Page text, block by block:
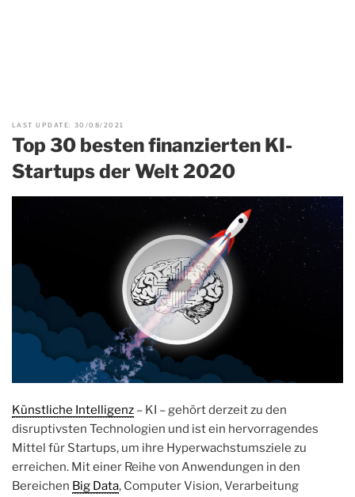
LAST UPDATE: 30/08/2021
Top 30 besten finanzierten KI-
Startups der Welt 2020
Künstliche Intelligenz – KI – gehört derzeit zu den
disruptivsten Technologien und ist ein hervorragendes
Mittel für Startups, um ihre Hyperwachstumsziele zu
erreichen. Mit einer Reihe von Anwendungen in den
Bereichen Big Data, Computer Vision, Verarbeitung